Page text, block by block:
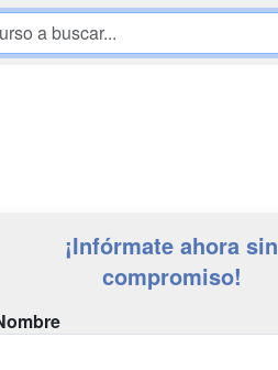
¡Infórmate ahora sin
compromiso!